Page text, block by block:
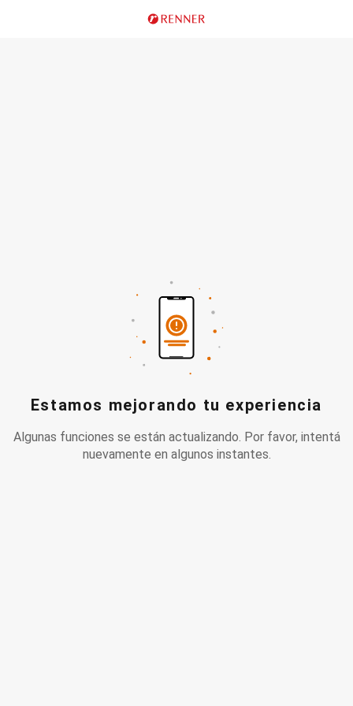
Estamos mejorando tu experiencia
Algunas funciones se están actualizando. Por favor, intentá
nuevamente en algunos instantes.